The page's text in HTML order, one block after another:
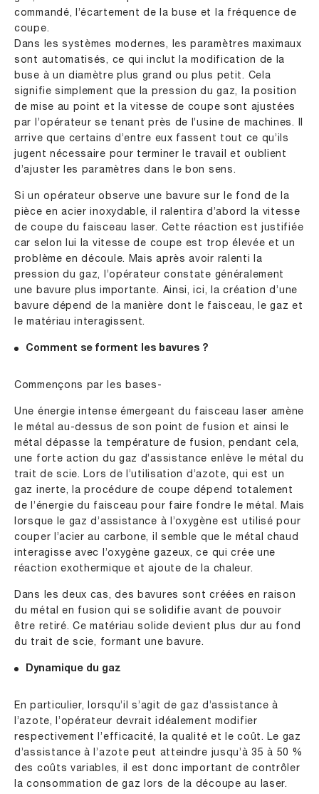
commandé, l’écartement de la buse et la fréquence de
coupe.
Dans les systèmes modernes, les paramètres maximaux
sont automatisés, ce qui inclut la modification de la
buse à un diamètre plus grand ou plus petit. Cela
signifie simplement que la pression du gaz, la position
de mise au point et la vitesse de coupe sont ajustées
par l’opérateur se tenant près de l’usine de machines. Il
arrive que certains d’entre eux fassent tout ce qu’ils
jugent nécessaire pour terminer le travail et oublient
d’ajuster les paramètres dans le bon sens.
Si un opérateur observe une bavure sur le fond de la
pièce en acier inoxydable, il ralentira d’abord la vitesse
de coupe du faisceau laser. Cette réaction est justifiée
car selon lui la vitesse de coupe est trop élevée et un
problème en découle. Mais après avoir ralenti la
pression du gaz, l’opérateur constate généralement
une bavure plus importante. Ainsi, ici, la création d’une
bavure dépend de la manière dont le faisceau, le gaz et
le matériau interagissent.
Comment se forment les bavures ?
Commençons par les bases-
Une énergie intense émergeant du faisceau laser amène
le métal au-dessus de son point de fusion et ainsi le
métal dépasse la température de fusion, pendant cela,
une forte action du gaz d’assistance enlève le métal du
trait de scie. Lors de l’utilisation d’azote, qui est un
gaz inerte, la procédure de coupe dépend totalement
de l’énergie du faisceau pour faire fondre le métal. Mais
lorsque le gaz d’assistance à l’oxygène est utilisé pour
couper l’acier au carbone, il semble que le métal chaud
interagisse avec l’oxygène gazeux, ce qui crée une
réaction exothermique et ajoute de la chaleur.
Dans les deux cas, des bavures sont créées en raison
du métal en fusion qui se solidifie avant de pouvoir
être retiré. Ce matériau solide devient plus dur au fond
du trait de scie, formant une bavure.
Dynamique du gaz
En particulier, lorsqu’il s’agit de gaz d’assistance à
l’azote, l’opérateur devrait idéalement modifier
respectivement l’efficacité, la qualité et le coût. Le gaz
d’assistance à l’azote peut atteindre jusqu’à 35 à 50 %
des coûts variables, il est donc important de contrôler
la consommation de gaz lors de la découpe au laser.